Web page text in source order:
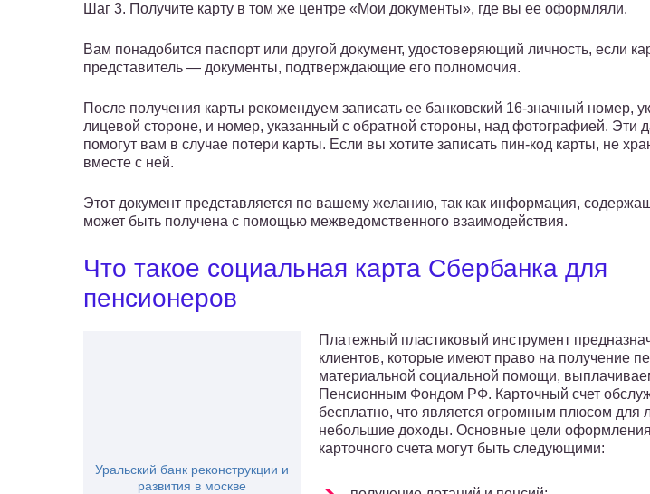
Шаг 3. Получите карту в том же центре «Мои документы», где вы ее оформляли.
Вам понадобится паспорт или другой документ, удостоверяющий личность, если
представитель — документы, подтверждающие его полномочия.
После получения карты рекомендуем записать ее банковский 16-значный номер,
лицевой стороне, и номер, указанный с обратной стороны, над фотографией. Эти
помогут вам в случае потери карты. Если вы хотите записать пин-код карты, не
вместе с ней.
Этот документ представляется по вашему желанию, так как информация,
может быть получена с помощью межведомственного взаимодействия.
Что такое социальная карта Сбербанка для
пенсионеров
Уральский банк реконструкции и
развития в москве
Платежный пластиковый инструмент
клиентов, которые имеют право на получение
материальной социальной помощи,
Пенсионным Фондом РФ. Карточный счет
бесплатно, что является огромным плюсом для
небольшие доходы. Основные цели
карточного счета могут быть следующими: